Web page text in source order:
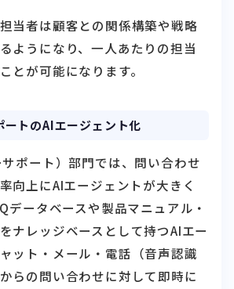
当者は顧客との関係構築や戦略
ようになり、一人あたりの担当
とが可能になります。
ートのAIエージェント化
サポート）部門では、問い合わせ
向上にAIエージェントが大きく
データベースや製品マニュアル・
ナレッジベースとして持つAIエー
ット・メール・電話（音声認識
らの問い合わせに対して即時に